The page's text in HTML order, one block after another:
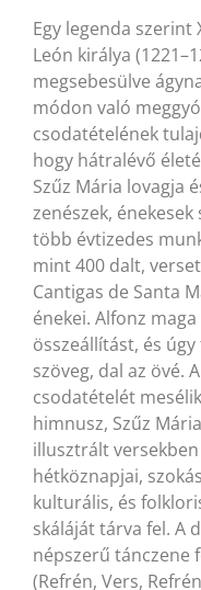
Egy legenda szerint
León királya
megsebesülve
módon való
csodatételének
hogy hátralévő
Szűz Mária lovagja
zenészek,
több évtizedes
mint 400 dalt,
Cantigas de Santa
énekei. Alfonz
összeállítást, és
szöveg, dal az övé.
csodatételét
himnusz, Szűz
illusztrált
hétköznapjai,
kulturális, és
skáláját tárva fel. A
népszerű tánczene
(Refrén, Vers,